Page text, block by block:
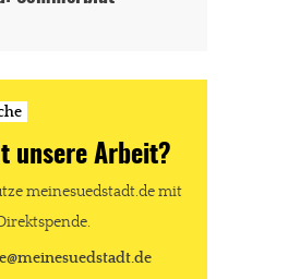
unsere Arbeit?
meinesuedstadt.de mit